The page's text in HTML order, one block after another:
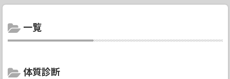
一覧
体質診断